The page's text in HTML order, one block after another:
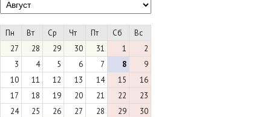
Пн Вт Ср Чт Пт Сб
Вс
27
28 29 30 31 1
2
3
4 5 6 7 8
9
10
11 12 13 14 15
16
17
18 19 20 21 22
23
24
25 26 27 28 29
30